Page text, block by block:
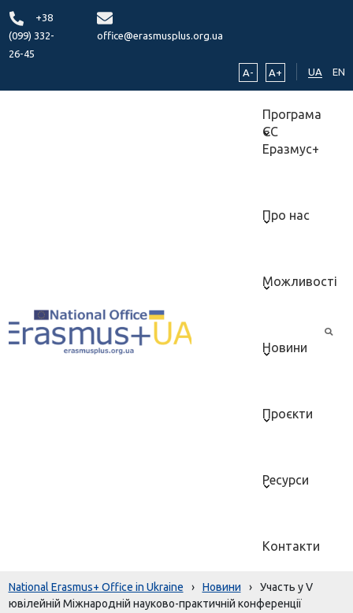
+38
(099) 332-
26-45
office@erasmusplus.org.ua
A- A+ UA EN
Програма
ЄС
Еразмус+
Про нас
Можливості
Новини
Проєкти
Ресурси
Контакти
National Erasmus+ Office in Ukraine › Новини ›
Участь у V
ювілейній Міжнародній науково-практичній конференції